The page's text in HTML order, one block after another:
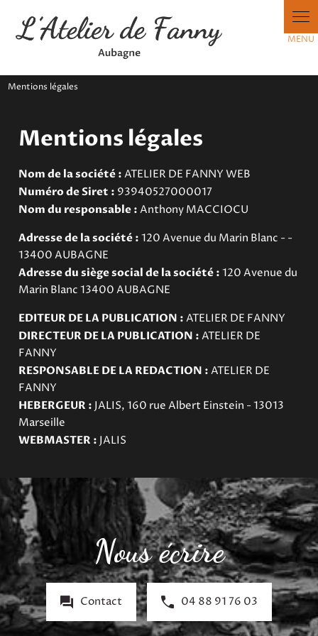
Mentions légales
Mentions légales
Nom de la société : ATELIER DE FANNY WEB
Numéro de Siret : 93940527000017
Nom du responsable : Anthony MACCIOCU
Adresse de la société : 120 Avenue du Marin Blanc - -
13400 AUBAGNE
Adresse du siège social de la société : 120 Avenue du
Marin Blanc 13400 AUBAGNE
EDITEUR DE LA PUBLICATION : ATELIER DE FANNY
DIRECTEUR DE LA PUBLICATION : ATELIER DE
FANNY
RESPONSABLE DE LA REDACTION : ATELIER DE
FANNY
HEBERGEUR : JALIS, 160 rue Albert Einstein - 13013
Marseille
WEBMASTER : JALIS
Nous écrire
Contact 04 88 91 76 03